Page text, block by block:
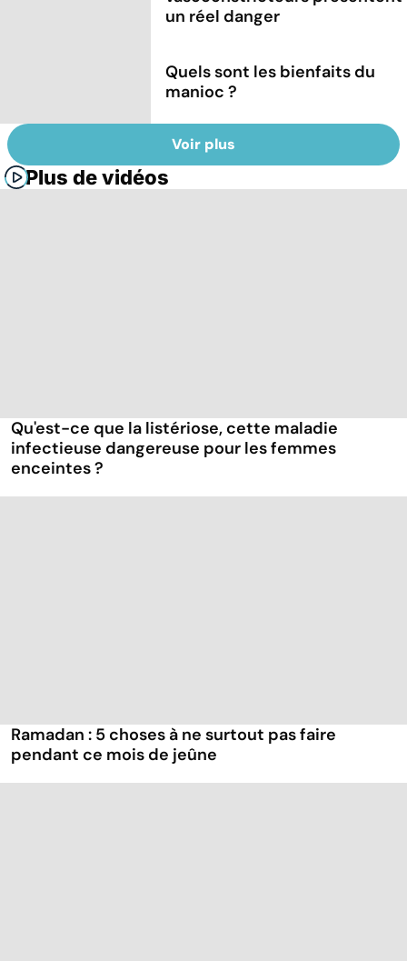
un réel danger
Quels sont les bienfaits du
manioc ?
Voir plus
Plus de vidéos
Qu'est-ce que la listériose, cette maladie
infectieuse dangereuse pour les femmes
enceintes ?
Ramadan : 5 choses à ne surtout pas faire
pendant ce mois de jeûne